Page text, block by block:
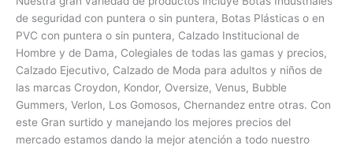
de seguridad con puntera o sin puntera, Botas Plásticas o en
PVC con puntera o sin puntera, Calzado Institucional de
Hombre y de Dama, Colegiales de todas las gamas y precios,
Calzado Ejecutivo, Calzado de Moda para adultos y niños de
las marcas Croydon, Kondor, Oversize, Venus, Bubble
Gummers, Verlon, Los Gomosos, Chernandez entre otras. Con
este Gran surtido y manejando los mejores precios del
mercado estamos dando la mejor atención a todo nuestro